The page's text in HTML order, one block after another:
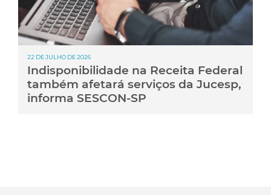
22 DE JULHO DE 2026
Indisponibilidade na Receita Federal
também afetará serviços da Jucesp,
informa SESCON-SP